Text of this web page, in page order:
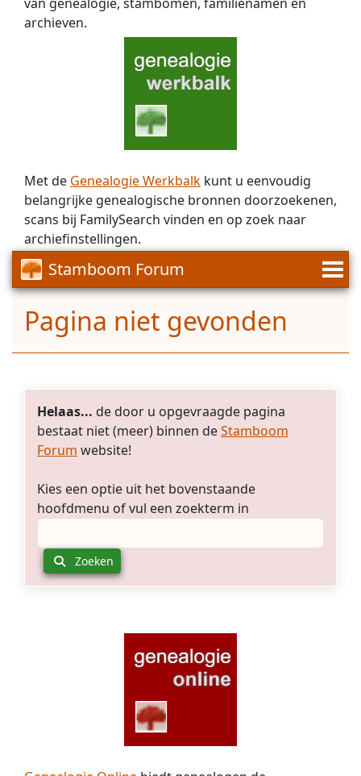
archieven.
Met de Genealogie Werkbalk kunt u eenvoudig
belangrijke genealogische bronnen doorzoekenen,
scans bij FamilySearch vinden en op zoek naar
archiefinstellingen.
Stamboom Forum
Pagina niet gevonden
Helaas... de door u opgevraagde pagina
bestaat niet (meer) binnen deStamboom
Forum website!
Kies een optie uit het bovenstaande
hoofdmenu of vul een zoekterm in
Zoeken